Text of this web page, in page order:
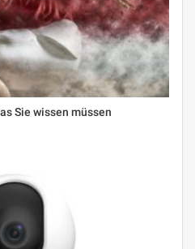
Sie wissen müssen